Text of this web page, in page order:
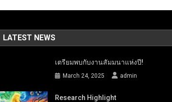
LATEST NEWS
เตรียมพบกับงานสัมมนาแห่งปี!
March 24, 2025 admin
Research Highlight